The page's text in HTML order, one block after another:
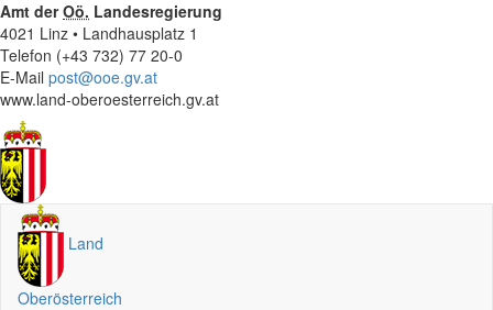
Amt derOö. Landesregierung
4021 Linz • Landhausplatz 1
Telefon (+43 732) 77 20-0
E-Mail post@ooe.gv.at
www.land-oberoesterreich.gv.at
Land
Oberösterreich